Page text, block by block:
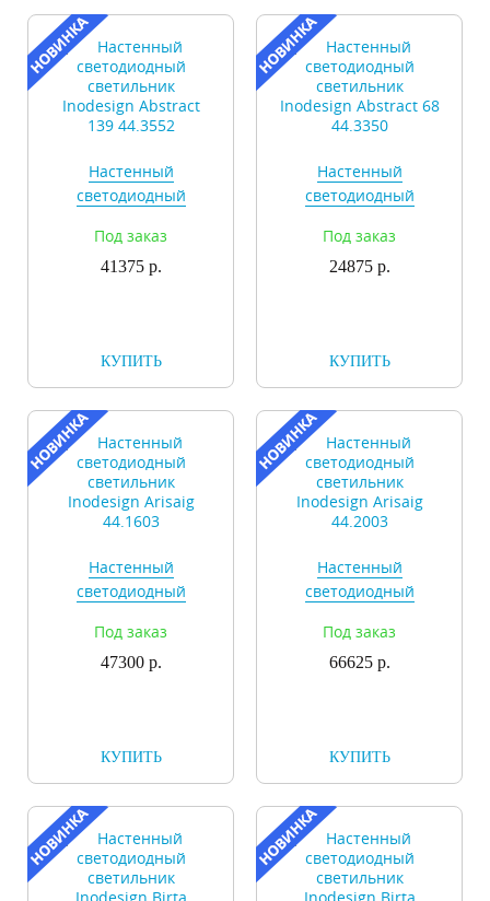
Настенный
светодиодный
Inodesign Abstract
139 44.3552
Под заказ
41375 р.
КУПИТЬ
Настенный
светодиодный
Inodesign Abstract 68
44.3350
Под заказ
24875 р.
КУПИТЬ
Настенный
светодиодный
Inodesign Arisaig
44.1603
Под заказ
47300 р.
КУПИТЬ
Настенный
светодиодный
Inodesign Arisaig
44.2003
Под заказ
66625 р.
КУПИТЬ